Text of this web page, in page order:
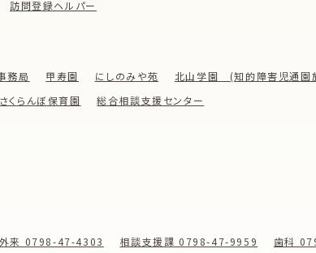
訪問登録ヘルパー
務局 甲寿園 にしのみや苑 北山学園 (知的障害児通園
くらんぼ保育園 総合相談支援センター
外来 0798-47-4303 相談支援課 0798-47-9959 歯科